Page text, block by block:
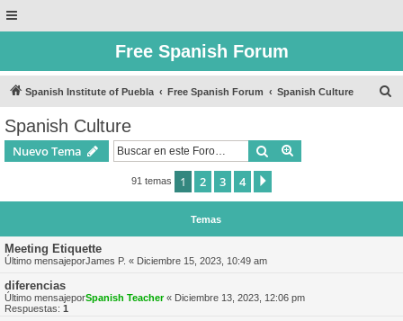
Free Spanish Forum
Spanish Institute of Puebla Free Spanish Forum Spanish Culture
Spanish Culture
Nuevo Tema Buscar
91 temas 1 2 3 4
Temas
Meeting Etiquette
Último mensajeporJames P. « Diciembre 15, 2023, 10:49 am
diferencias
Último mensajeporSpanish Teacher« Diciembre 13, 2023, 12:06 pm
Respuestas: 1